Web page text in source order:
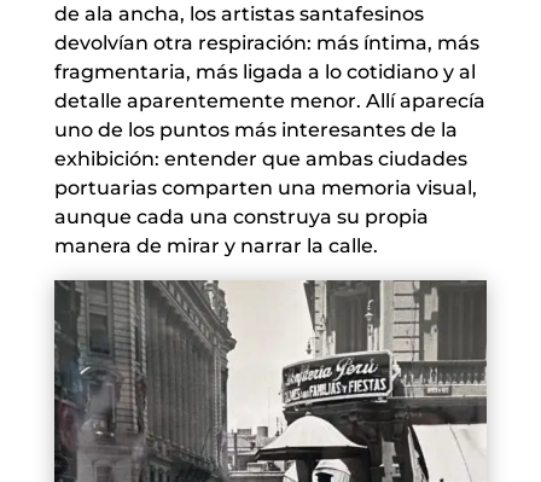
de ala ancha, los artistas santafesinos
devolvían otra respiración: más íntima, más
fragmentaria, más ligada a lo cotidiano y al
detalle aparentemente menor. Allí aparecía
uno de los puntos más interesantes de la
exhibición: entender que ambas ciudades
portuarias comparten una memoria visual,
aunque cada una construya su propia
manera de mirar y narrar la calle.